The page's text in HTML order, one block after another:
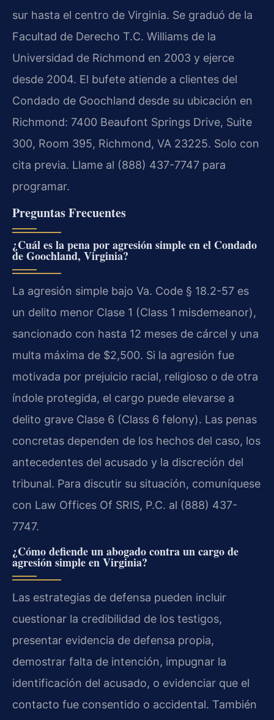
sur hasta el centro de Virginia. Se graduó de la
Facultad de Derecho T.C. Williams de la
Universidad de Richmond en 2003 y ejerce
desde 2004. El bufete atiende a clientes del
Condado de Goochland desde su ubicación en
Richmond: 7400 Beaufont Springs Drive, Suite
300, Room 395, Richmond, VA 23225. Solo con
cita previa. Llame al (888) 437-7747 para
programar.
Preguntas Frecuentes
¿Cuál es la pena por agresión simple en el Condado
de Goochland, Virginia?
La agresión simple bajo Va. Code § 18.2-57 es
un delito menor Clase 1 (Class 1 misdemeanor),
sancionado con hasta 12 meses de cárcel y una
multa máxima de $2,500. Si la agresión fue
motivada por prejuicio racial, religioso o de otra
índole protegida, el cargo puede elevarse a
delito grave Clase 6 (Class 6 felony). Las penas
concretas dependen de los hechos del caso, los
antecedentes del acusado y la discreción del
tribunal. Para discutir su situación, comuníquese
con Law Offices Of SRIS, P.C. al (888) 437-
7747.
¿Cómo defiende un abogado contra un cargo de
agresión simple en Virginia?
Las estrategias de defensa pueden incluir
cuestionar la credibilidad de los testigos,
presentar evidencia de defensa propia,
demostrar falta de intención, impugnar la
identificación del acusado, o evidenciar que el
contacto fue consentido o accidental. También